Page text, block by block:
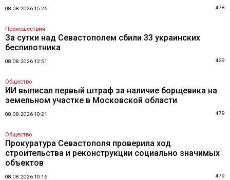
08.08.2026 15:26 478
Происшествия
За сутки над Севастополем сбили 33 украинских
беспилотника
08.08.2026 12:51 429
Общество
ИИ выписал первый штраф за наличие борщевика на
земельном участке в Московской области
08.08.2026 10:21 479
Общество
Прокуратура Севастополя проверила ход
строительства и реконструкции социально значимых
объектов
08.08.2026 10:16 479